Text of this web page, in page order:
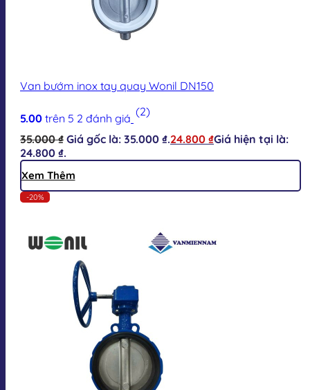
Van bướm inox tay quay Wonil DN150
5.00 trên 5 2 đánh giá (2)
35.000₫ Giá gốc là: 35.000 ₫.24.800 ₫Giá hiện tại là:
24.800 ₫.
Xem Thêm
-20%